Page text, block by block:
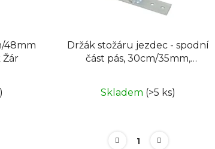
48mm
Žár
Držák stožáru jezdec - spodní
část pás, 30cm/35mm,
Skladem (>5 ks)